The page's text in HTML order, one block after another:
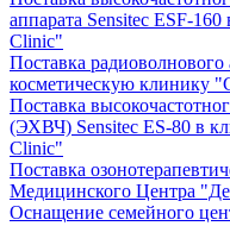
аппарата Sensitec ESF-
Clinic"
Поставка радиоволнового
косметическую клинику
Поставка
(ЭХВЧ) Sensitec ES-80 в
Clinic"
Поставка
Медицинского Центра
Оснащение семейного